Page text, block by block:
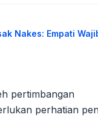
Nakes: Empati
pertimbangan
perhatian